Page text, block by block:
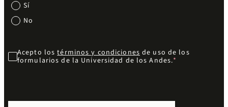
Sí
No
Acepto lostérminos y condicionesde uso de los
formularios de la Universidad de los Andes.